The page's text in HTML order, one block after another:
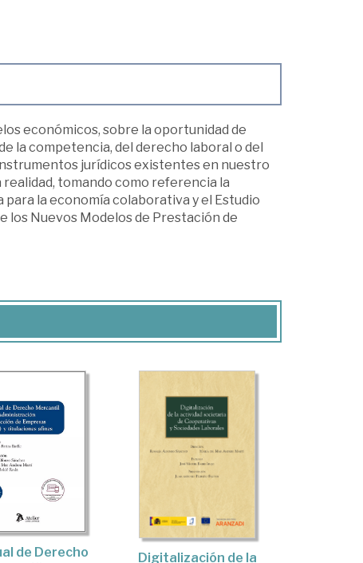
económicos, sobre la oportunidad de
la competencia, del derecho laboral o del
jurídicos existentes en nuestro
tomando como referencia la
la economía colaborativa y el Estudio
los Nuevos Modelos de Prestación de
de Derecho
Digitalización de la